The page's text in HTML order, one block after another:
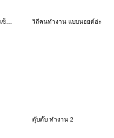
วิถีคนทำงาน แบบนอยด์อ่ะ
ตุ๊บตั๊บ ทำงาน 2